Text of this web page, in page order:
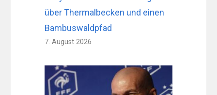
über Thermalbecken und einen
Bambuswaldpfad
7. August 2026